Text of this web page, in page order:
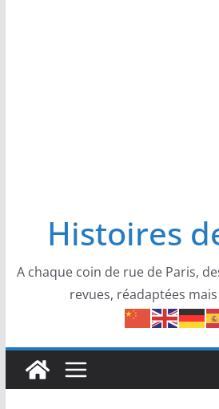
Histoires
A chaque coin de rue de Paris,
revues, réadaptées